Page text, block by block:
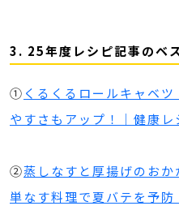
3. 25年度レシピ記事のベ
① くるくるロールキャベ
やすさもアップ！｜健康レ
②蒸しなすと厚揚げのお
単なす料理で夏バテを予防